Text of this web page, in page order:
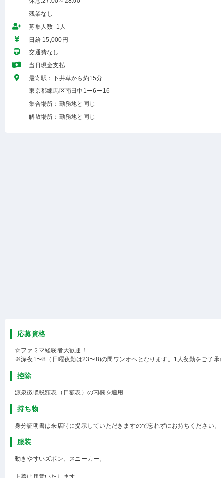
残業なし
募集人数 1人
日給 15,000円
交通費なし
当日現金支払
最寄駅：下井草から約15分
東京都練馬区南田中1ー6ー16
集合場所：勤務地と同じ
解散場所：勤務地と同じ
応募資格
☆ファミマ経験者大歓迎！
※深夜1〜8（日曜夜勤は23〜8)の間ワンオペとなります。1人夜勤をご了
控除
源泉徴収税額表（日額表）の丙欄を適用
持ち物
身分証明書は来店時に提示していただきますので忘れずにお持ちください。
服装
動きやすいズボン、スニーカー。
上着は用意いたします。